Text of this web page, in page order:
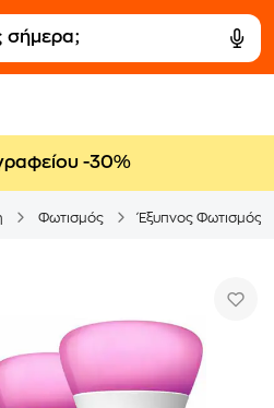
-30%
Φωτισμός Έξυπνος Φωτισμός